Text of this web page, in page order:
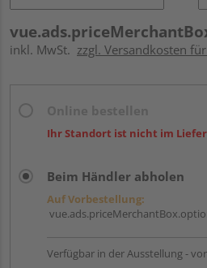
inkl. MwSt. zzgl. Versandkosten
Ihr Standort ist nicht im
Beim Händler abholen
Auf Vorbestellung:
Verfügbar in der Ausstellung -